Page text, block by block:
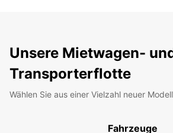
Unsere Mietwagen-
Transporterflotte
Wählen Sie aus einer Vielzahl neuer
Fahrzeuge